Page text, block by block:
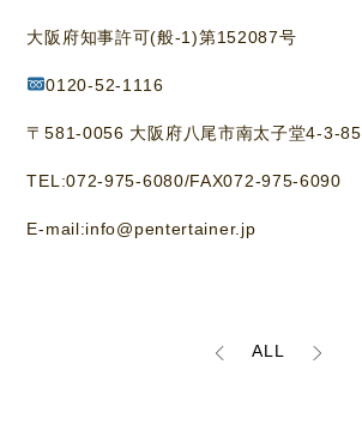
大阪府知事許可(般-1)第152087号
0120-52-1116
〒581-0056 大阪府八尾市南太子堂4-3-85
TEL:072-975-6080/FAX072-975-6090
E-mail:info@pentertainer.jp
ALL